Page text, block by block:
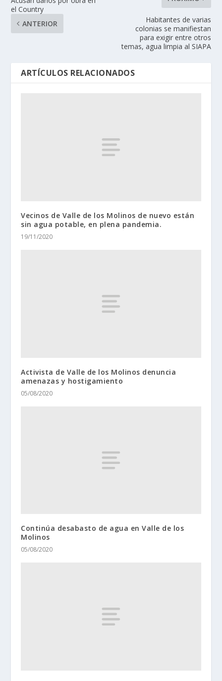
el Country
ANTERIOR
Habitantes de varias
colonias se manifiestan
para exigir entre otros
temas, agua limpia al SIAPA
ARTÍCULOS RELACIONADOS
Vecinos de Valle de los Molinos de nuevo están
sin agua potable, en plena pandemia.
19/11/2020
Activista de Valle de los Molinos denuncia
amenazas y hostigamiento
05/08/2020
Continúa desabasto de agua en Valle de los
Molinos
05/08/2020